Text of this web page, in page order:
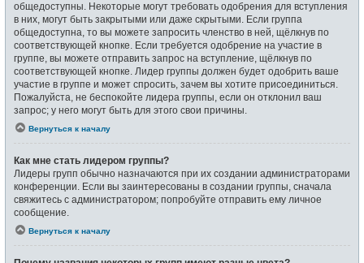
общедоступны. Некоторые могут требовать одобрения для вступления
в них, могут быть закрытыми или даже скрытыми. Если группа
общедоступна, то вы можете запросить членство в ней, щёлкнув по
соответствующей кнопке. Если требуется одобрение на участие в
группе, вы можете отправить запрос на вступление, щёлкнув по
соответствующей кнопке. Лидер группы должен будет одобрить ваше
участие в группе и может спросить, зачем вы хотите присоединиться.
Пожалуйста, не беспокойте лидера группы, если он отклонил ваш
запрос; у него могут быть для этого свои причины.
Вернуться к началу
Как мне стать лидером группы?
Лидеры групп обычно назначаются при их создании администраторами
конференции. Если вы заинтересованы в создании группы, сначала
свяжитесь с администратором; попробуйте отправить ему личное
сообщение.
Вернуться к началу